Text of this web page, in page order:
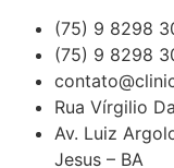
(75) 9 8298
(75) 9 8298
Rua Vírgilio
Av. Luiz
Jesus – BA